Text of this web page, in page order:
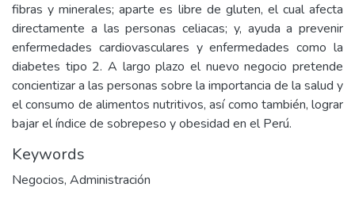
fibras y minerales; aparte es libre de gluten, el cual afecta
directamente a las personas celiacas; y, ayuda a prevenir
enfermedades cardiovasculares y enfermedades como la
diabetes tipo 2. A largo plazo el nuevo negocio pretende
concientizar a las personas sobre la importancia de la salud y
el consumo de alimentos nutritivos, así como también, lograr
bajar el índice de sobrepeso y obesidad en el Perú.
Keywords
Negocios, Administración